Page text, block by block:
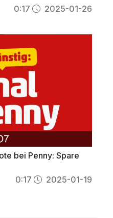
0:17 2025-01-26
bei Penny: Spare
0:17 2025-01-19